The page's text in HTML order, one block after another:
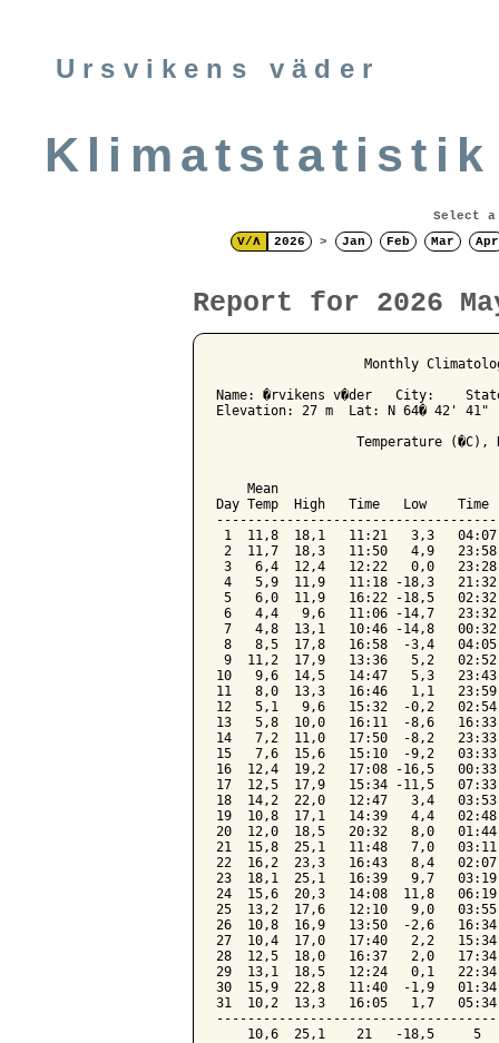
Ursvikens väder
Klimatstatistik
Select a
V/Λ
2026 > Jan Feb Mar Apr
Report for 2026
Monthly
Name: �rvikens v�der   City:
Elevation: 27 m  Lat: N 64� 42' 41"
Temperature (�C),
Mean
Day Temp  High   Time   Low
1  11,8  18,1   11:21   3,3
2  11,7  18,3   11:50   4,9
3   6,4  12,4   12:22   0,0
4   5,9  11,9   11:18 -18,3
5   6,0  11,9   16:22 -18,5
6   4,4   9,6   11:06 -14,7
7   4,8  13,1   10:46 -14,8
8   8,5  17,8   16:58  -3,4
9  11,2  17,9   13:36   5,2
10   9,6  14,5   14:47   5,3
11   8,0  13,3   16:46   1,1
12   5,1   9,6   15:32  -0,2
13   5,8  10,0   16:11  -8,6
14   7,2  11,0   17:50  -8,2
15   7,6  15,6   15:10  -9,2
16  12,4  19,2   17:08 -16,5
17  12,5  17,9   15:34 -11,5
18  14,2  22,0   12:47   3,4
19  10,8  17,1   14:39   4,4
20  12,0  18,5   20:32   8,0
21  15,8  25,1   11:48   7,0
22  16,2  23,3   16:43   8,4
23  18,1  25,1   16:39   9,7
24  15,6  20,3   14:08  11,8
25  13,2  17,6   12:10   9,0
26  10,8  16,9   13:50  -2,6
27  10,4  17,0   17:40   2,2
28  12,5  18,0   16:37   2,0
29  13,1  18,5   12:24   0,1
30  15,9  22,8   11:40  -1,9
31  10,2  13,3   16:05   1,7
10,6  25,1    21   -18,5     5